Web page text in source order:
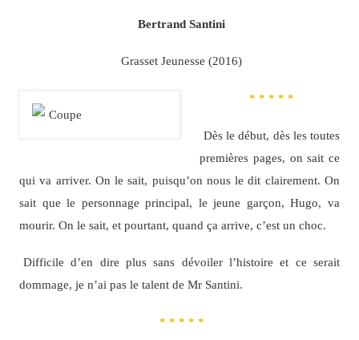
Bertrand Santini
Grasset Jeunesse (2016)
* * * * *
Dès le début, dès les toutes
premières pages, on sait ce
qui va arriver. On le sait, puisqu’on nous le dit clairement. On
sait que le personnage principal, le jeune garçon, Hugo, va
mourir. On le sait, et pourtant, quand ça arrive, c’est un choc.
Difficile d’en dire plus sans dévoiler l’histoire et ce serait
dommage, je n’ai pas le talent de Mr Santini.
* * * * *